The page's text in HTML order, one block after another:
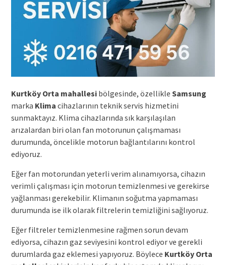
Kurtköy Orta mahallesibölgesinde, özellikle Samsung
marka Klima cihazlarının teknik servis hizmetini
sunmaktayız. Klima cihazlarında sık karşılaşılan
arızalardan biri olan fan motorunun çalışmaması
durumunda, öncelikle motorun bağlantılarını kontrol
ediyoruz.
Eğer fan motorundan yeterli verim alınamıyorsa, cihazın
verimli çalışması için motorun temizlenmesi ve gerekirse
yağlanması gerekebilir. Klimanın soğutma yapmaması
durumunda ise ilk olarak filtrelerin temizliğini sağlıyoruz.
Eğer filtreler temizlenmesine rağmen sorun devam
ediyorsa, cihazın gaz seviyesini kontrol ediyor ve gerekli
durumlarda gaz eklemesi yapıyoruz. Böylece Kurtköy Orta